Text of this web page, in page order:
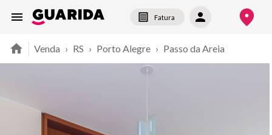
Fatura
Venda › RS › Porto Alegre › Passo da Areia